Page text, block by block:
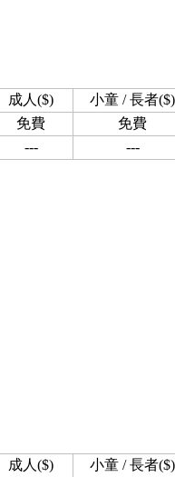
成人($)
小童 / 長者($)
免費
免費
--- ---
成人($) 小童 / 長者($)